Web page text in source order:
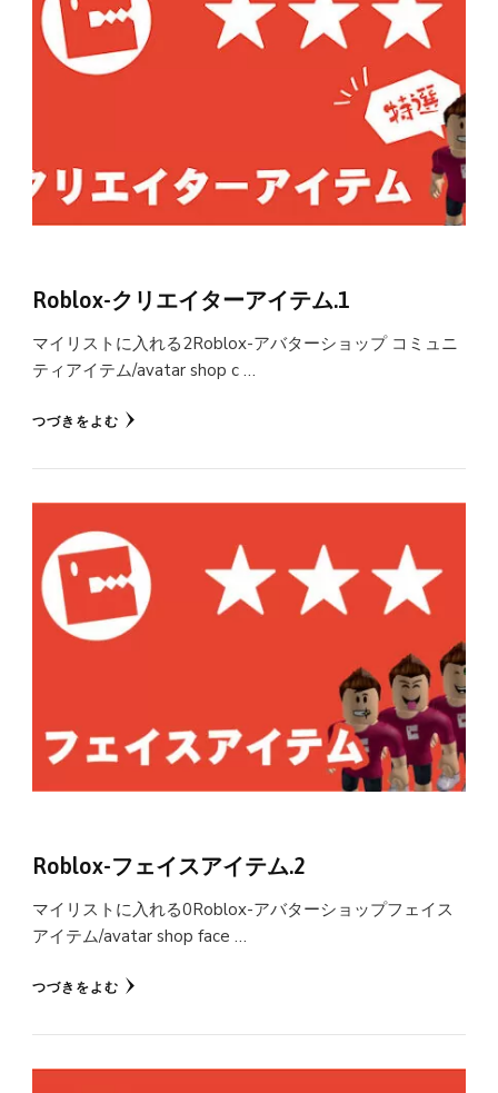
Roblox-クリエイターアイテム.1
マイリストに入れる2Roblox-アバターショップ コミュニ
ティアイテム/avatar shop c …
つづきをよむ
Roblox-フェイスアイテム.2
マイリストに入れる0Roblox-アバターショップフェイス
アイテム/avatar shop face …
つづきをよむ